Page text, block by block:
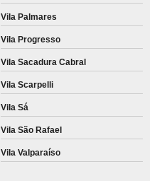
Vila Palmares
Vila Progresso
Vila Sacadura Cabral
Vila Scarpelli
Vila Sá
Vila São Rafael
Vila Valparaíso